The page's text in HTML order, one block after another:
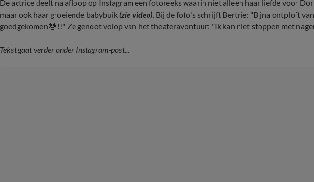
De actrice deelt na afloop op Instagram een fotoreeks waarin niet alleen haar liefde voor
maar ook haar groeiende babybuik(zie video). Bij de foto's schrijft Bertrie: "Bijna ontploft
goedgekomen🤓 !!" Ze genoot volop van het theateravontuur: "Ik kan niet stoppen met
Tekst gaat verder onder Instagram-post...